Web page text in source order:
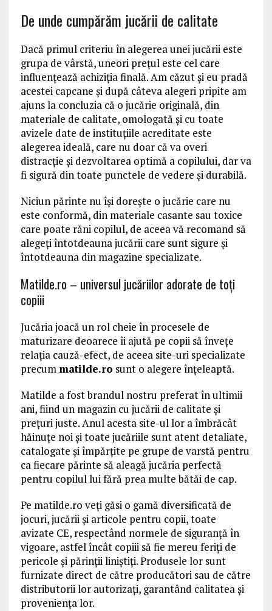
De unde cumpărăm jucării de calitate
Dacă primul criteriu în alegerea unei jucării este
grupa de vârstă, uneori prețul este cel care
influențează achiziția finală. Am căzut și eu pradă
acestei capcane și după câteva alegeri pripite am
ajuns la concluzia că o jucărie originală, din
materiale de calitate, omologată și cu toate
avizele date de instituțiile acreditate este
alegerea ideală, care nu doar că va overi
distracție și dezvoltarea optimă a copilului, dar va
fi sigură din toate punctele de vedere și durabilă.
Niciun părinte nu își dorește o jucărie care nu
este conformă, din materiale casante sau toxice
care poate răni copilul, de aceea vă recomand să
alegeți întotdeauna jucării care sunt sigure și
întotdeauna din magazine specializate.
Matilde.ro – universul jucăriilor adorate de toți
copiii
Jucăria joacă un rol cheie în procesele de
maturizare deoarece îi ajută pe copii să învețe
relația cauză-efect, de aceea site-uri specializate
precum matilde.ro sunt o alegere înțeleaptă.
Matilde a fost brandul nostru preferat în ultimii
ani, fiind un magazin cu jucării de calitate și
prețuri juste. Anul acesta site-ul lor a îmbrăcât
hăinuțe noi și toate jucăriile sunt atent detaliate,
catalogate și împărțite pe grupe de varstă pentru
ca fiecare părinte să aleagă jucăria perfectă
pentru copilul lui fără prea multe bătăi de cap.
Pe matilde.ro veți găsi o gamă diversificată de
jocuri, jucării și articole pentru copii, toate
avizate CE, respectând normele de siguranță în
vigoare, astfel încât copiii să fie mereu feriți de
pericole și părinții liniștiți. Produsele lor sunt
furnizate direct de către producători sau de către
distributorii lor autorizați, garantând calitatea și
proveniența lor.